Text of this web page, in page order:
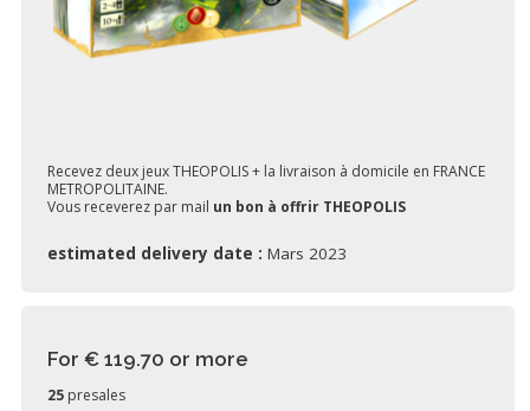
Recevez deux jeux THEOPOLIS + la livraison à domicile en FRANCE
METROPOLITAINE.
Vous receverez par mail un bon à offrir THEOPOLIS
estimated delivery date : Mars 2023
For € 119.70 or more
25 presales